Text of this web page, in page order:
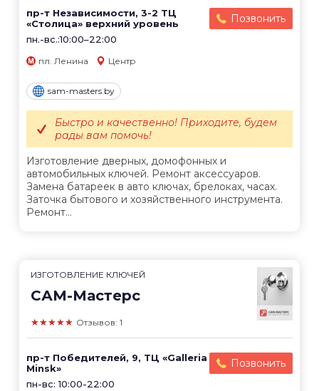
пр-т Независимости, 3-2 ТЦ
«Столица» верхний уровень
пн.-вс.:10:00–22:00
Позвонить
пл. Ленина Центр
sam-masters.by
Изготовление дверных, домофонных и
автомобильных ключей. Ремонт аксессуаров.
Замена батареек в авто ключах, брелоках, часах.
Заточка бытового и хозяйственного инструмента.
Ремонт...
Быстро и качественно! Приходите, будем
рады вам помочь!
ИЗГОТОВЛЕНИЕ КЛЮЧЕЙ
САМ-Мастерс
★★★★★ Отзывов: 1
пр-т Победителей, 9, ТЦ «Galleria
Minsk»
пн-вс: 10:00-22:00
Позвонить